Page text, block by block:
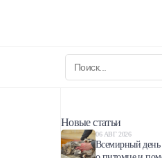
Новые статьи
06 АВГ 2026
Всемирный день